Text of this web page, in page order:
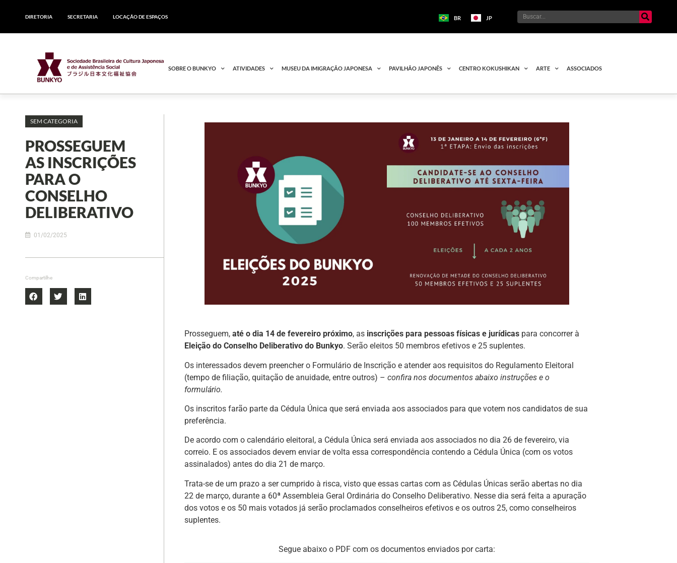
DIRETORIA SECRETARIA LOCAÇÃO DE ESPAÇOS BR JP
SOBRE O BUNKYO ATIVIDADES MUSEU DA IMIGRAÇÃO JAPONESA PAVILHÃO JAPONÊS CENTRO KOKUSHIKAN ARTE ASSOCIADOS
SEM CATEGORIA
PROSSEGUEM
AS INSCRIÇÕES
PARA O
CONSELHO
DELIBERATIVO
01/02/2025
Compartilhe
Prosseguem, até o dia 14 de fevereiro próximo, as inscrições para pessoas físicas e jurídicas para concorrer à
Eleição do Conselho Deliberativo do Bunkyo. Serão eleitos 50 membros efetivos e 25 suplentes.
Os interessados devem preencher o Formulário de Inscrição e atender aos requisitos do Regulamento Eleitoral
(tempo de filiação, quitação de anuidade, entre outros) –confira nos documentos abaixo instruções e o
formulário.
Os inscritos farão parte da Cédula Única que será enviada aos associados para que votem nos candidatos de sua
preferência.
De acordo com o calendário eleitoral, a Cédula Única será enviada aos associados no dia 26 de fevereiro, via
correio. E os associados devem enviar de volta essa correspondência contendo a Cédula Única (com os votos
assinalados) antes do dia 21 de março.
Trata-se de um prazo a ser cumprido à risca, visto que essas cartas com as Cédulas Únicas serão abertas no dia
22 de março, durante a 60ª Assembleia Geral Ordinária do Conselho Deliberativo. Nesse dia será feita a apuração
dos votos e os 50 mais votados já serão proclamados conselheiros efetivos e os outros 25, como conselheiros
suplentes.
Segue abaixo o PDF com os documentos enviados por carta: